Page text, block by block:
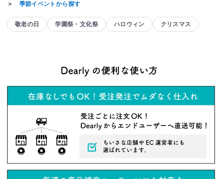
＞ 季節イベントから探す
敬老の日 学園祭・文化祭 ハロウィン クリスマス